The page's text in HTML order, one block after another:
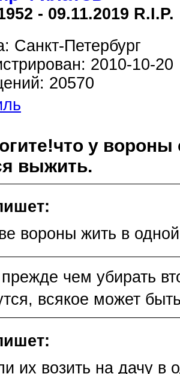
- 09.11.2019 R.I.P.
Санкт-Петербург
2010-10-20
20570
у
выжить.
вороны жить в
чем убирать
всякое может
их возить на дачу в